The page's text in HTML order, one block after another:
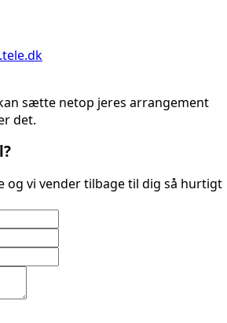
sætte netop jeres arrangement
det.
og vi vender tilbage til dig så hurtigt